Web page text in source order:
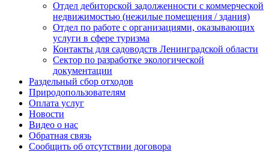
Отдел дебиторской задолженности с коммерческой
недвижимостью (нежилые помещения / здания)
Отдел по работе с организациями, оказывающих
услуги в сфере туризма
Контакты для садоводств Ленинградской области
Сектор по разработке экологической
документации
Раздельный сбор отходов
Природопользователям
Оплата услуг
Новости
Видео о нас
Обратная связь
Сообщить об отсутствии договора